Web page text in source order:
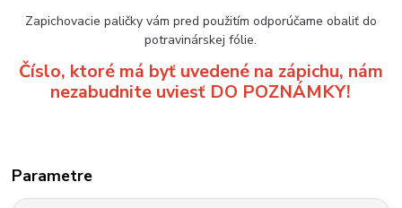
Zapichovacie paličky vám pred použitím odporúčame obaliť do
potravinárskej fólie.
Číslo, ktoré má byť uvedené na zápichu, nám
nezabudnite uviesť DO POZNÁMKY!
Parametre